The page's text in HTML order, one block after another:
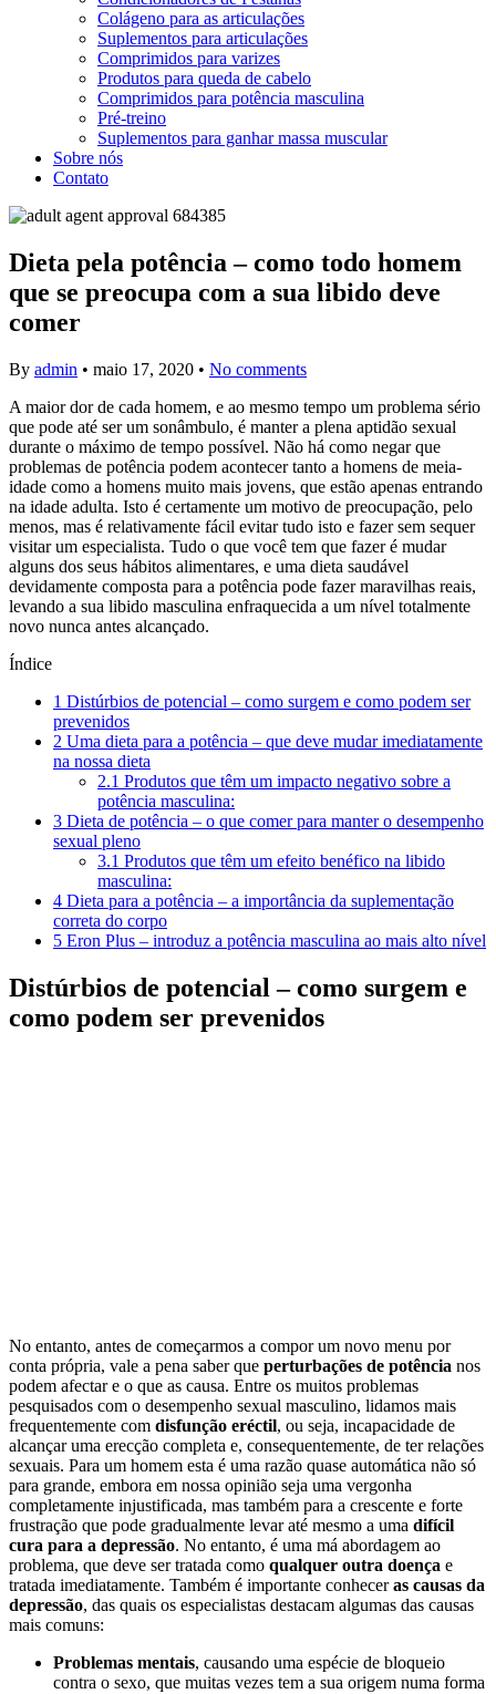
Colágeno para as articulações
Suplementos para articulações
Comprimidos para varizes
Produtos para queda de cabelo
Comprimidos para potência masculina
Pré-treino
Suplementos para ganhar massa muscular
Sobre nós
Contato
Dieta pela potência – como todo homem
que se preocupa com a sua libido deve
comer
By admin • maio 17, 2020 • No comments
A maior dor de cada homem, e ao mesmo tempo um problema sério
que pode até ser um sonâmbulo, é manter a plena aptidão sexual
durante o máximo de tempo possível. Não há como negar que
problemas de potência podem acontecer tanto a homens de meia-
idade como a homens muito mais jovens, que estão apenas entrando
na idade adulta. Isto é certamente um motivo de preocupação, pelo
menos, mas é relativamente fácil evitar tudo isto e fazer sem sequer
visitar um especialista. Tudo o que você tem que fazer é mudar
alguns dos seus hábitos alimentares, e uma dieta saudável
devidamente composta para a potência pode fazer maravilhas reais,
levando a sua libido masculina enfraquecida a um nível totalmente
novo nunca antes alcançado.
Índice
1 Distúrbios de potencial – como surgem e como podem ser
prevenidos
2 Uma dieta para a potência – que deve mudar imediatamente
na nossa dieta
2.1 Produtos que têm um impacto negativo sobre a
potência masculina:
3 Dieta de potência – o que comer para manter o desempenho
sexual pleno
3.1 Produtos que têm um efeito benéfico na libido
masculina:
4 Dieta para a potência – a importância da suplementação
correta do corpo
5 Eron Plus – introduz a potência masculina ao mais alto nível
Distúrbios de potencial – como surgem e
como podem ser prevenidos
No entanto, antes de começarmos a compor um novo menu por
conta própria, vale a pena saber que perturbações de potência nos
podem afectar e o que as causa. Entre os muitos problemas
pesquisados com o desempenho sexual masculino, lidamos mais
frequentemente com disfunção eréctil, ou seja, incapacidade de
alcançar uma erecção completa e, consequentemente, de ter relações
sexuais. Para um homem esta é uma razão quase automática não só
para grande, embora em nossa opinião seja uma vergonha
completamente injustificada, mas também para a crescente e forte
frustração que pode gradualmente levar até mesmo a uma difícil
cura para a depressão. No entanto, é uma má abordagem ao
problema, que deve ser tratada como qualquer outra doença e
tratada imediatamente. Também é importante conheceras causas da
depressão, das quais os especialistas destacam algumas das causas
mais comuns:
Problemas mentais, causando uma espécie de bloqueio
contra o sexo, que muitas vezes tem a sua origem numa forma